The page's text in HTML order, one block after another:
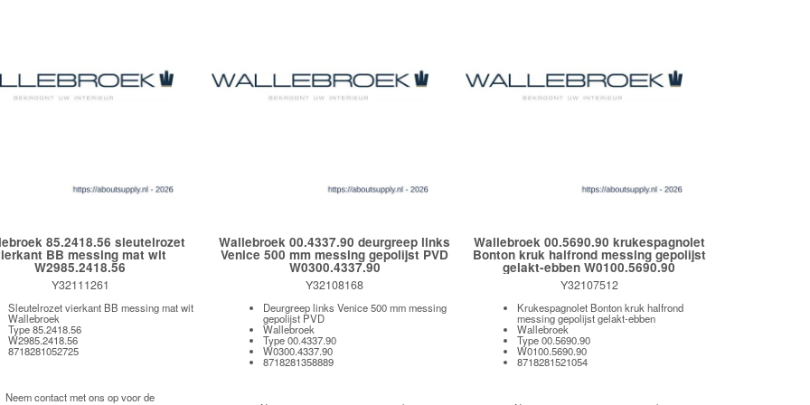
85.2418.56 sleutelrozet
BB messing mat wit
W2985.2418.56
Y32111261
Sleutelrozet vierkant BB messing mat wit
Wallebroek
Type 85.2418.56
W2985.2418.56
8718281052725
Neem contact met ons op voor de
Wallebroek 00.4337.90 deurgreep links
Venice 500 mm messing gepolijst PVD
W0300.4337.90
Y32108168
Deurgreep links Venice 500 mm messing
gepolijst PVD
Wallebroek
Type 00.4337.90
W0300.4337.90
8718281358889
Wallebroek 00.5690.90 krukespagnolet
Bonton kruk halfrond messing gepolijst
gelakt-ebben W0100.5690.90
Y32107512
Krukespagnolet Bonton kruk halfrond
messing gepolijst gelakt-ebben
Wallebroek
Type 00.5690.90
W0100.5690.90
8718281521054